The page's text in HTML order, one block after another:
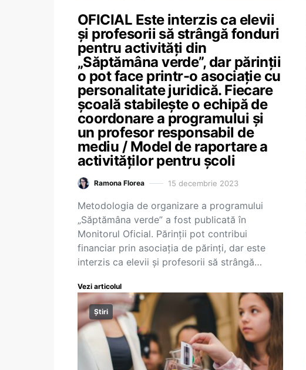
OFICIAL Este interzis ca elevii
și profesorii să strângă fonduri
pentru activități din
„Săptămâna verde”, dar părinții
o pot face printr-o asociație cu
personalitate juridică. Fiecare
școală stabilește o echipă de
coordonare a programului și
un profesor responsabil de
mediu / Model de raportare a
activităților pentru școli
Ramona Florea 15 decembrie 2023
Metodologia de organizare a programului
„Săptămâna verde” a fost publicată în
Monitorul Oficial. Părinții pot contribui
financiar prin asociația de părinți, dar este
interzis ca elevii și profesorii să strângă…
Vezi articolul
Știri